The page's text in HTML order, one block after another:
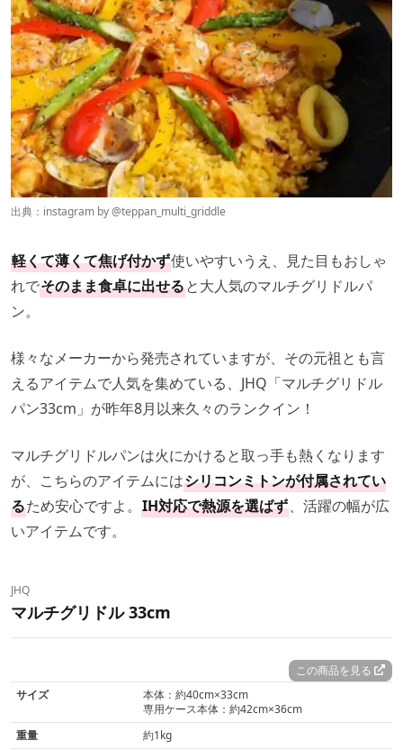
出典：instagram by @teppan_multi_griddle
軽くて薄くて焦げ付かず使いやすいうえ、見た目もおしゃ
れでそのまま食卓に出せると大人気のマルチグリドルパ
ン。
様々なメーカーから発売されていますが、その元祖とも言
えるアイテムで人気を集めている、JHQ「マルチグリドル
パン33cm」が昨年8月以来久々のランクイン！
マルチグリドルパンは火にかけると取っ手も熱くなります
が、こちらのアイテムにはシリコンミトンが付属されてい
るため安心ですよ。 IH対応で熱源を選ばず、活躍の幅が広
いアイテムです。
JHQ
マルチグリドル 33cm
この商品を見る
サイズ
本体：約40cm×33cm
専用ケース本体：約42cm×36cm
重量
約1kg